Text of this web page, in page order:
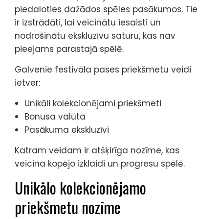
piedaloties dažādos spēles pasākumos. Tie
ir izstrādāti, lai veicinātu iesaisti un
nodrošinātu ekskluzīvu saturu, kas nav
pieejams parastajā spēlē.
Galvenie festivāla pases priekšmetu veidi
ietver:
Unikāli kolekcionējami priekšmeti
Bonusa valūta
Pasākuma ekskluzīvi
Katram veidam ir atšķirīga nozīme, kas
veicina kopējo izklaidi un progresu spēlē.
Unikālo kolekcionējamo
priekšmetu nozīme